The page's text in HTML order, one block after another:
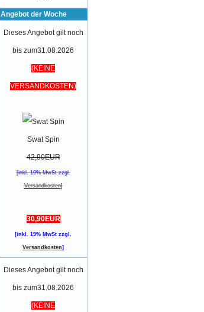
Angebot der Woche
Dieses Angebot gilt noch
bis zum31.08.2026
(KEINE
VERSANDKOSTEN)
Swat Spin
42,90EUR
[inkl. 19% MwSt zzgl.
Versandkosten]
30,90EUR
[inkl. 19% MwSt zzgl.
Versandkosten]
Dieses Angebot gilt noch
bis zum31.08.2026
(KEINE